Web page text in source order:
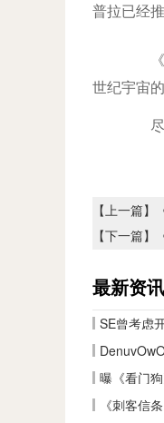
普拉已经
《
世纪宇宙
尽管
【上一篇】
【下一篇】
最新资讯
SE曾考虑
曝《看门
《刺客信